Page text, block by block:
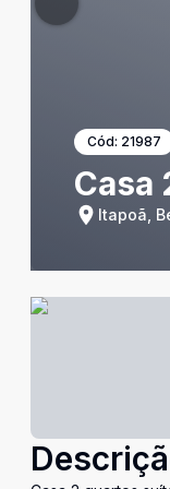
Cód: 21987
Casa
Itapoã,